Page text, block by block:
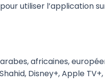
utiliser l’application
africaines,
Disney+, Apple